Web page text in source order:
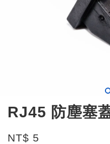
RJ45 防塵塞
NT$ 5